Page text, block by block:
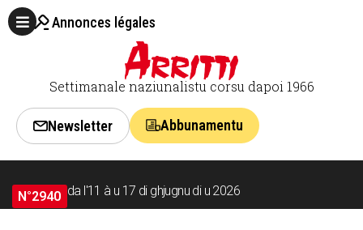
Annonces légales
Settimanale naziunalistu corsu dapoi 1966
Newsletter Abbunamentu
N°2940 da l'11 à u 17 di ghjugnu di u 2026